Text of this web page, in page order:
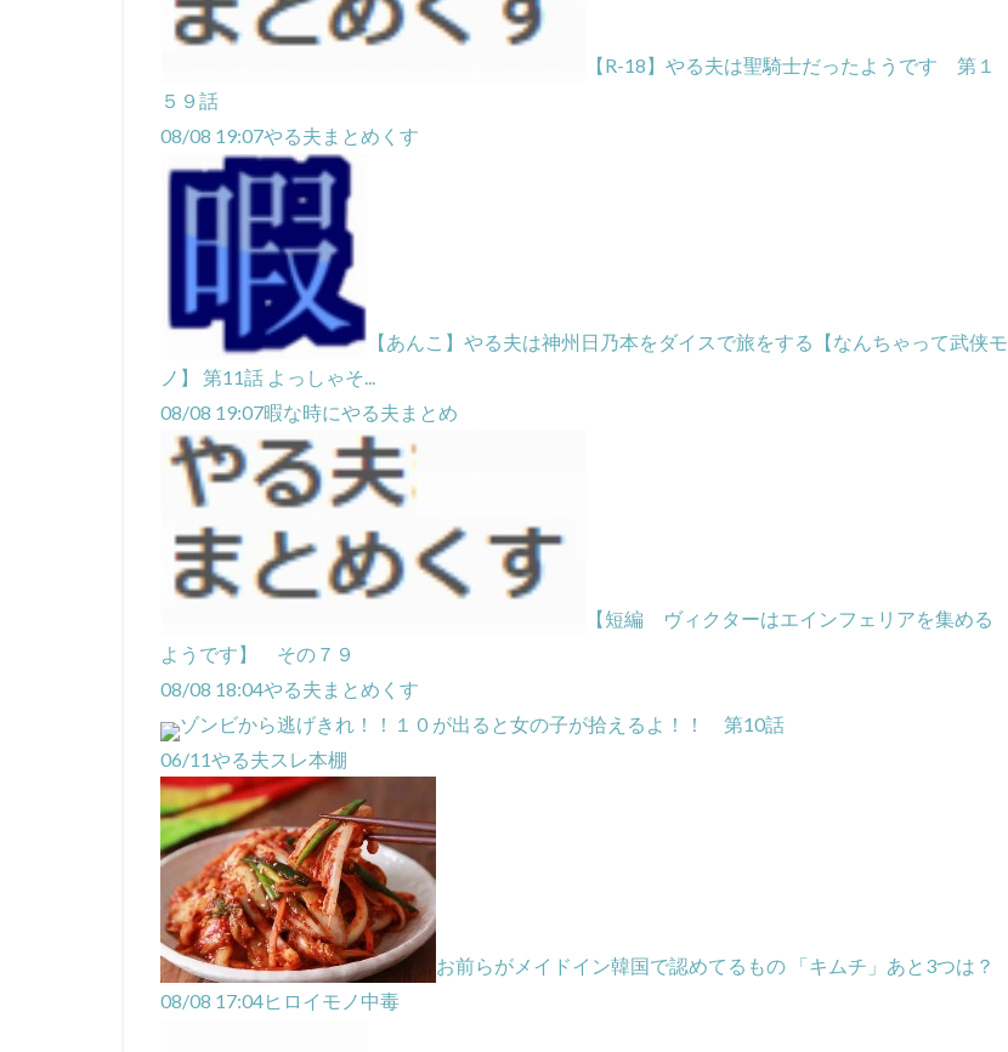
【R-18】やる夫は聖騎士だったようです 第１
５９話
08/08 19:07やる夫まとめくす
【あんこ】やる夫は神州日乃本をダイスで旅をする【なんちゃって武侠モ
ノ】 第11話 よっしゃそ...
08/08 19:07暇な時にやる夫まとめ
【短編 ヴィクターはエインフェリアを集める
ようです】 その７９
08/08 18:04やる夫まとめくす
ゾンビから逃げきれ！！１０が出ると女の子が拾えるよ！！ 第10話
06/11やる夫スレ本棚
お前らがメイドイン韓国で認めてるもの 「キムチ」あと3つは？
08/08 17:04ヒロイモノ中毒